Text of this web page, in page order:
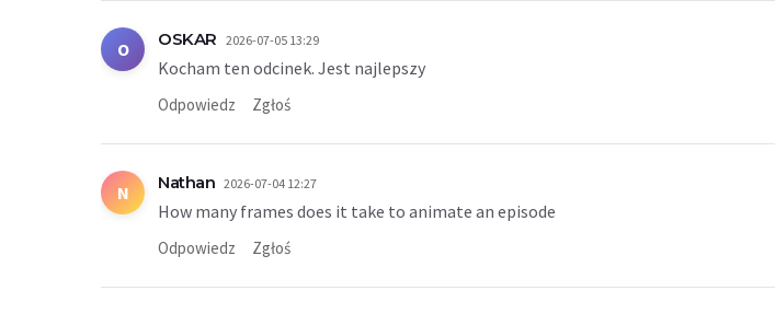
O OSKAR 2026-07-05 13:29
Kocham ten odcinek. Jest najlepszy
Odpowiedz Zgłoś
N Nathan 2026-07-04 12:27
How many frames does it take to animate an episode
Odpowiedz Zgłoś